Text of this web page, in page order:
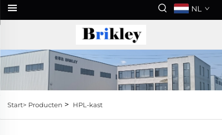
NL
Start> Producten > HPL-kast